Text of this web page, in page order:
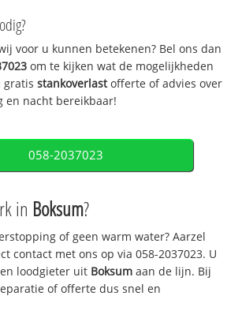
voor u kunnen betekenen? Bel ons dan
om te kijken wat de mogelijkheden
gratisstankoverlastofferte of advies over
en nacht bereikbaar!
058-2037023
in Boksum?
of geen warm water? Aarzel
contact met ons op via 058-2037023. U
loodgieter uit Boksum aan de lijn. Bij
of offerte dus snel en